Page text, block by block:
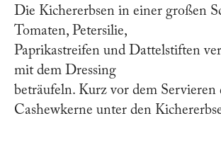
Die Kichererbsen in einer großen
Tomaten, Petersilie,
Paprikastreifen und Dattelstiften
mit dem Dressing
beträufeln. Kurz vor dem Servieren
Cashewkerne unter den